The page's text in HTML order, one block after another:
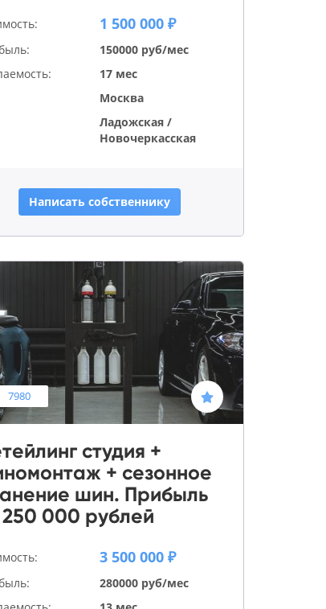
1 500 000 ₽
150000 руб/мес
17 мес
Москва
Ладожская /
Новочеркасская
Написать собственнику
7980
студия +
+ сезонное
шин. Прибыль
000 рублей
3 500 000 ₽
280000 руб/мес